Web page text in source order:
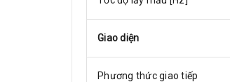
Giao diện
Phương thức giao tiếp